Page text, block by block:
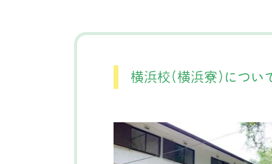
横浜校(横浜寮)につい